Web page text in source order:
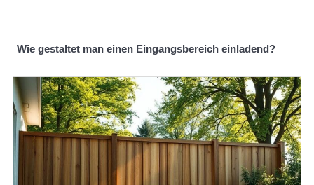
Wie gestaltet man einen Eingangsbereich einladend?